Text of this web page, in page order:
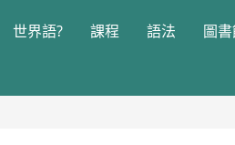
世界語? 課程 語法 圖